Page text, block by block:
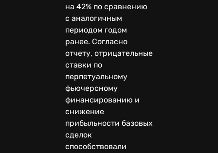
на 42% по сравнению
с аналогичным
периодом годом
ранее. Согласно
отчету, отрицательные
ставки по
перпетуальному
фьючерсному
финансированию и
снижение
прибыльности базовых
сделок
способствовали